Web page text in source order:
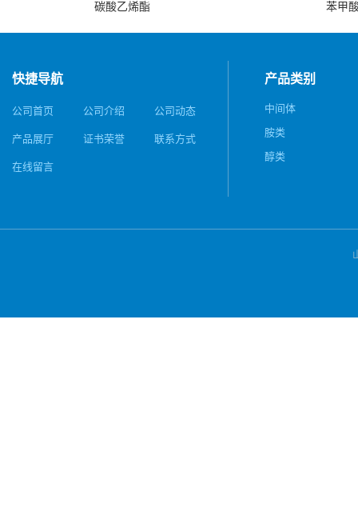
碳酸乙烯酯 苯甲
快捷导航
公司首页 公司介绍 公司动态
产品展厅 证书荣誉 联系方式
在线留言
产品类别
中间体
胺类
醇类